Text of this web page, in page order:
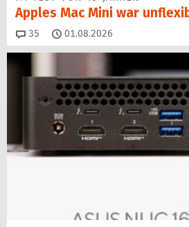
Apples Mac Mini war
35 Kommentare
01.08.2026